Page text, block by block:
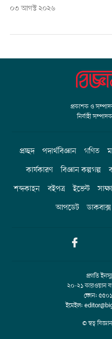
০৩ আগস্ট ২০২৬
প্রকাশক ও
নির্বাহী
প্রচ্ছদ পদার্থবিজ্ঞান গণিত
কার্যকারণ
বিজ্ঞান কল্পগল্প
শব্দকাহন
বইপত্র ইভেন্ট
আপডেট
ডাকবাক্স
প্রগতি
২০-২১ কারওয়ান
ফোন:
ইমেইল:
© স্বত্ব